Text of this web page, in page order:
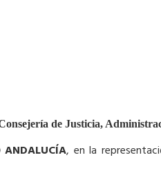
de Justicia,
ANDALUCÍA, en la